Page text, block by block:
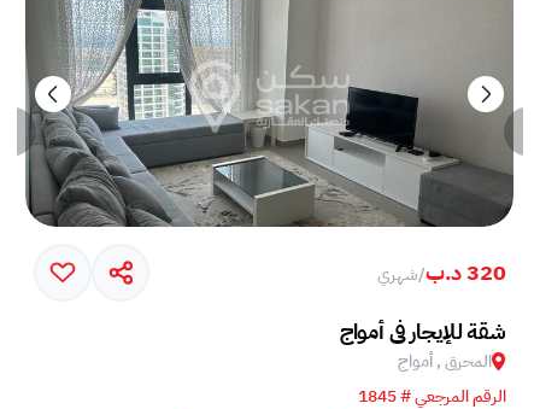
في جزيرة أمواج
320 د.ب /شهري
شقة للإيجار في أمواج
المحرق , أمواج
الرقم المرجعي # 1845